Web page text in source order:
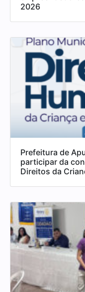
2026
Prefeitura de
participar da
Direitos da